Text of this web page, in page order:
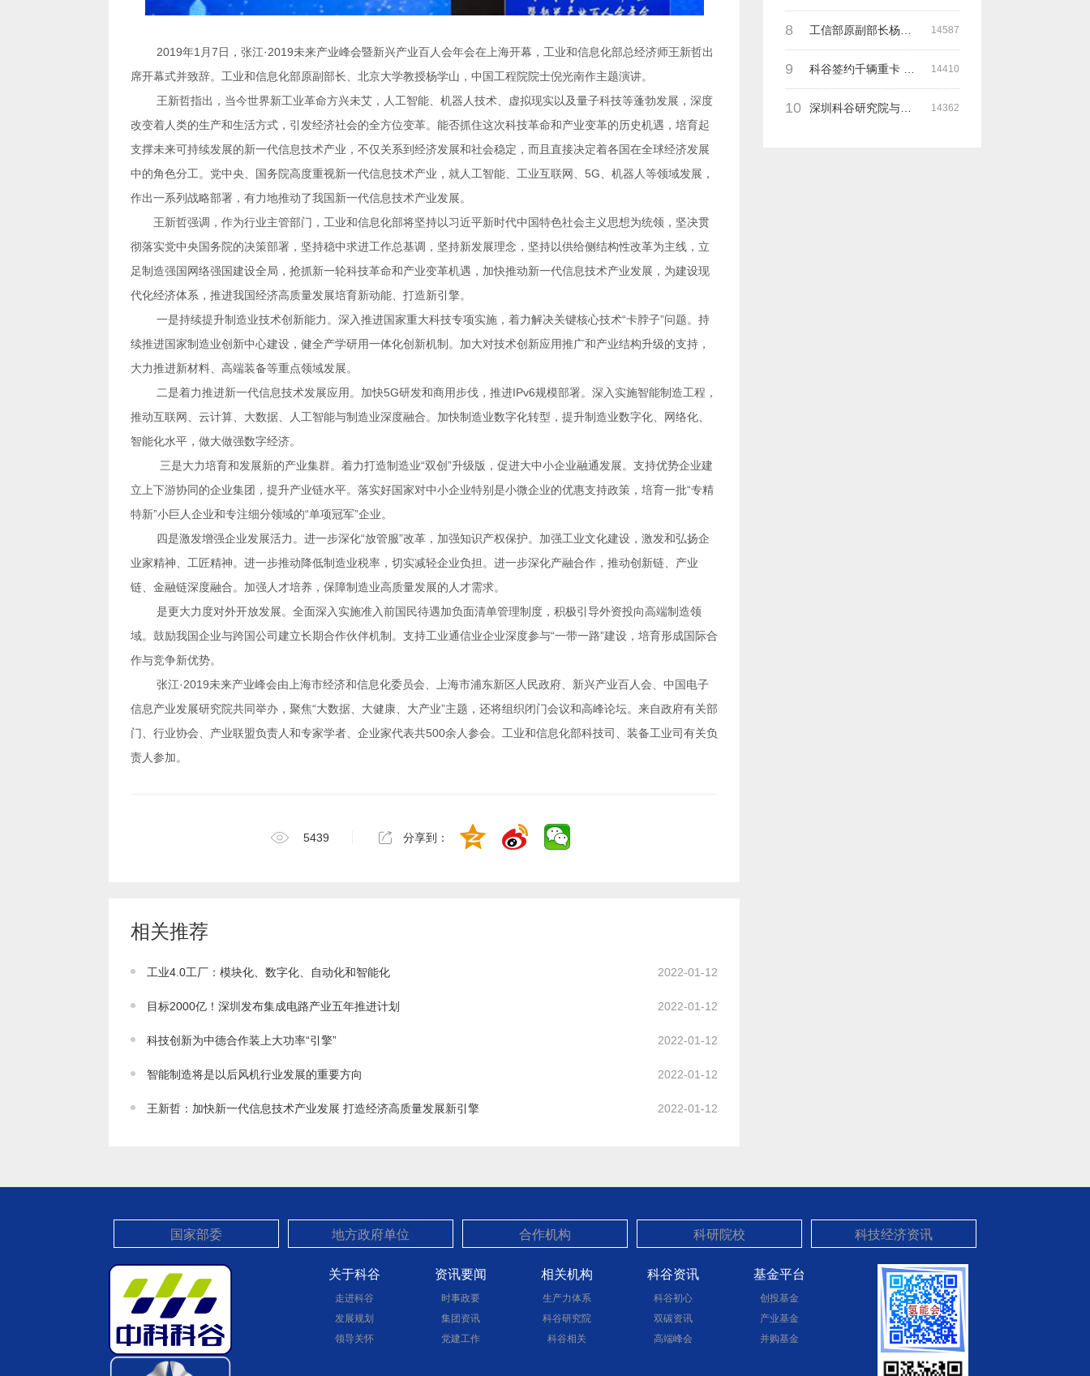
席开幕式并致辞。工业和信息化部原副部长、北京大学教授杨学山，中国工程院院士倪光南作主题演讲。
作出一系列战略部署，有力地推动了我国新一代信息技术产业发展。
代化经济体系，推进我国经济高质量发展培育新动能、打造新引擎。
大力推进新材料、高端装备等重点领域发展。
智能化水平，做大做强数字经济。
特新”小巨人企业和专注细分领域的“单项冠军”企业。
链、金融链深度融合。加强人才培养，保障制造业高质量发展的人才需求。
作与竞争新优势。
责人参加。
5439 分享到：
相关推荐
工业4.0工厂：模块化、数字化、自动化和智能化 2022-01-12
目标2000亿！深圳发布集成电路产业五年推进计划 2022-01-12
科技创新为中德合作装上大功率“引擎” 2022-01-12
智能制造将是以后风机行业发展的重要方向 2022-01-12
王新哲：加快新一代信息技术产业发展 打造经济高质量发展新引擎 2022-01-12
8 14587
9 14410
10 深圳科谷研究院与德国魏玛包豪斯大学交流研讨会 14362
关于科谷
走进科谷
发展规划
领导关怀
资讯要闻
时事政要
集团资讯
党建工作
相关机构
生产力体系
科谷研究院
科谷相关
科谷资讯
科谷初心
双碳资讯
高端峰会
基金平台
创投基金
产业基金
并购基金